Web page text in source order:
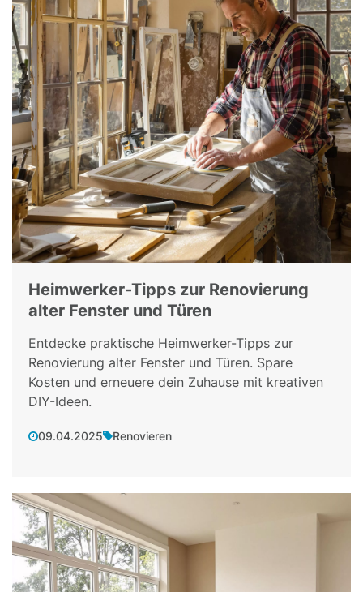
Heimwerker-Tipps zur Renovierung
alter Fenster und Türen
Entdecke praktische Heimwerker-Tipps zur
Renovierung alter Fenster und Türen. Spare
Kosten und erneuere dein Zuhause mit kreativen
DIY-Ideen.
09.04.2025 Renovieren